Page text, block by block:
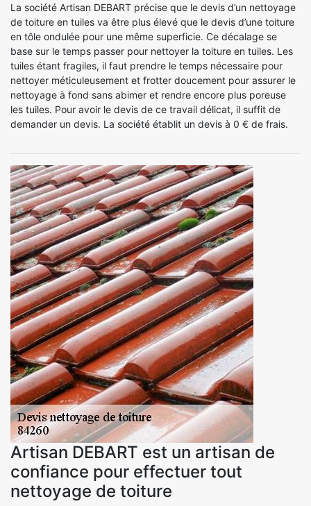
La société Artisan DEBART précise que le devis d’un nettoyage
de toiture en tuiles va être plus élevé que le devis d’une toiture
en tôle ondulée pour une même superficie. Ce décalage se
base sur le temps passer pour nettoyer la toiture en tuiles. Les
tuiles étant fragiles, il faut prendre le temps nécessaire pour
nettoyer méticuleusement et frotter doucement pour assurer le
nettoyage à fond sans abimer et rendre encore plus poreuse
les tuiles. Pour avoir le devis de ce travail délicat, il suffit de
demander un devis. La société établit un devis à 0 € de frais.
Artisan DEBART est un artisan de
confiance pour effectuer tout
nettoyage de toiture